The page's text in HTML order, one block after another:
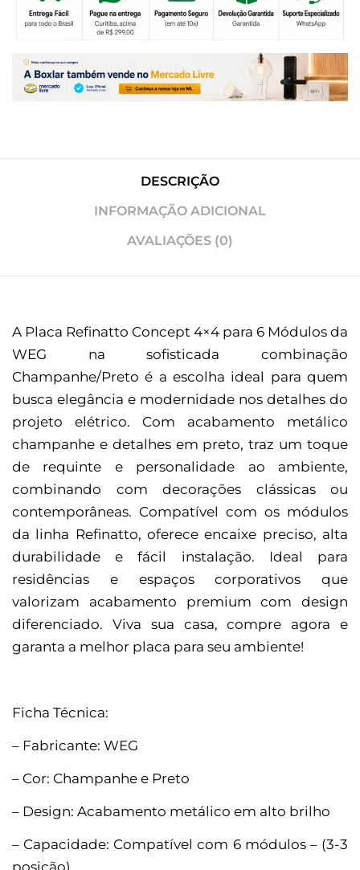
DESCRIÇÃO
INFORMAÇÃO ADICIONAL
AVALIAÇÕES (0)
A Placa Refinatto Concept 4×4 para 6 Módulos da
WEG na sofisticada combinação
Champanhe/Preto é a escolha ideal para quem
busca elegância e modernidade nos detalhes do
projeto elétrico. Com acabamento metálico
champanhe e detalhes em preto, traz um toque
de requinte e personalidade ao ambiente,
combinando com decorações clássicas ou
contemporâneas. Compatível com os módulos
da linha Refinatto, oferece encaixe preciso, alta
durabilidade e fácil instalação. Ideal para
residências e espaços corporativos que
valorizam acabamento premium com design
diferenciado. Viva sua casa, compre agora e
garanta a melhor placa para seu ambiente!
Ficha Técnica:
– Fabricante: WEG
– Cor: Champanhe e Preto
– Design: Acabamento metálico em alto brilho
– Capacidade: Compatível com 6 módulos – (3-3
posição)